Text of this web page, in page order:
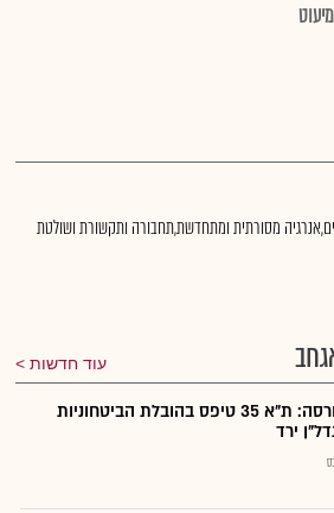
מסורתית ומתחדשת,תחבורה ותקשורת ושולטת
עוד חדשות
יום ירוק בבורסה: ת"א 35 טיפס בהובלת הביטחוניות
ירד